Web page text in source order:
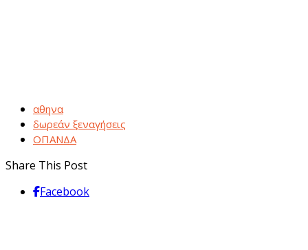
αθηνα
δωρεάν ξεναγήσεις
ΟΠΑΝΔΑ
Share This Post
Facebook